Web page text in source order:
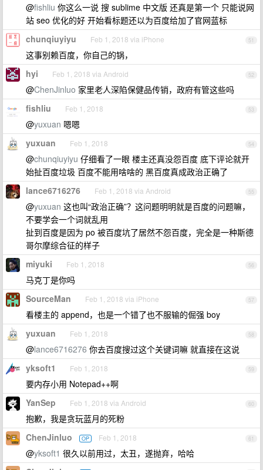
@fishliu 你这么一说 搜 sublime 中文版 还真是第一个 只能说网
站 seo 优化的好 开始看标题还以为百度给加了官网蓝标
51
chunqiuyiyu Feb 1, 2018 via iPhone
这事别赖百度，你自己的锅，
52
hyi Feb 1, 2018 via Android
@ChenJinluo 家里老人深陷保健品传销，政府有管这些吗
53
fishliu Feb 1, 2018
@yuxuan 嗯嗯
54
yuxuan Feb 1, 2018
@chunqiuyiyu 仔细看了一眼 楼主还真没怨百度 底下评论就开
始扯百度垃圾 百度不能用啥啥的 黑百度真成政治正确了
55
lance6716276 Feb 1, 2018 via Android
@yuxuan 这也叫“政治正确”？这问题明明就是百度的问题嘛，
不要学会一个词就乱用
扯到百度是因为 po 被百度坑了居然不怨百度，完全是一种斯德
哥尔摩综合征的样子
56
miyuki Feb 1, 2018
马克丁是你吗
57
SourceMan Feb 1, 2018 via iPhone
看楼主的 append，也是一个错了也不服输的倔强 boy
58
yuxuan Feb 1, 2018
@lance6716276 你去百度搜过这个关键词嘛 就直接在这说
59
yksoft1 Feb 1, 2018
要内存小用 Notepad++啊
60
YanSep Feb 1, 2018 via Android
抱歉，我是贪玩蓝月的死粉
61
ChenJinluo OP Feb 1, 2018
@yksoft1 很久以前用过，太丑，遂抛弃，哈哈